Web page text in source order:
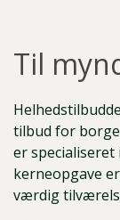
Til
tilbud for
er
kerneopgave
værdig